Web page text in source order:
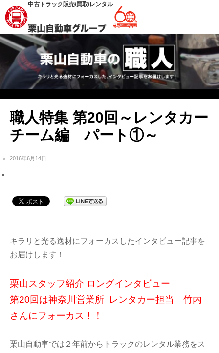
中古トラック販売/買取/レンタル
職人特集 第20回～レンタカー
チーム編 パート①～
2016年6月14日
キラリと光る逸材にフォーカスしたインタビュー記事を
お届けします！
栗山スタッフ紹介 ロングインタビュー
第20回は神奈川営業所 レンタカー担当 竹内
さんにフォーカス！！
栗山自動車では２年前からトラックのレンタル業務をス